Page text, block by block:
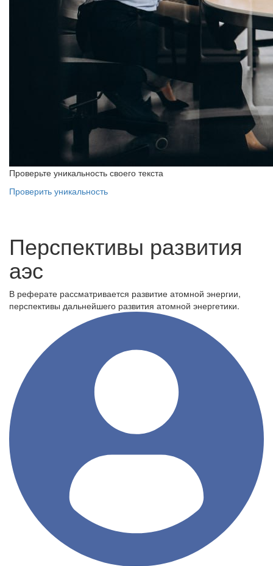
Проверьте уникальность своего текста
Проверить уникальность
Перспективы развития
аэс
В реферате рассматривается развитие атомной энергии,
перспективы дальнейшего развития атомной энергетики.